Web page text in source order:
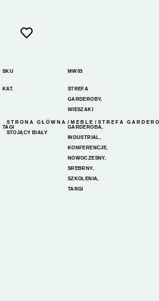
SKU MW03
KAT.
STREFA
GARDEROBY,
WIESZAKI
TAGI GARDEROBA
INDUSTRIAL
KONFERENCJE
NOWOCZESNY,
SREBRNY,
SZKOLENIA
TARGI
STRONA GŁÓWNA / MEBLE /STREFA
STOJĄCY BIAŁY